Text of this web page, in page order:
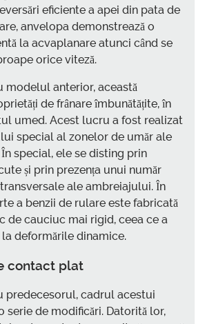
eficiente a apei din pata de
anvelopa demonstrează o
la acvaplanare atunci când se
orice viteză.
modelul anterior, această
de frânare îmbunătățite, în
umed. Acest lucru a fost realizat
special al zonelor de umăr ale
special, ele se disting prin
și prin prezența unui număr
ale ambreiajului. În
a benzii de rulare este fabricată
de cauciuc mai rigid, ceea ce a
deformările dinamice.
contact plat
predecesorul, cadrul acestui
serie de modificări. Datorită lor,